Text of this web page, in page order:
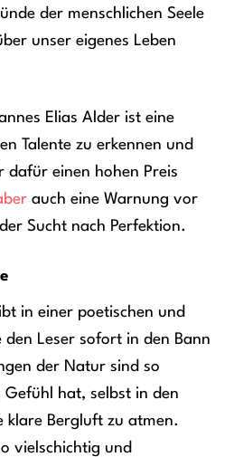
der menschlichen Seele
unser eigenes Leben
Elias Alder ist eine
Talente zu erkennen und
dafür einen hohen Preis
auch eine Warnung vor
Sucht nach Perfektion.
in einer poetischen und
Leser sofort in den Bann
der Natur sind so
Gefühl hat, selbst in den
klare Bergluft zu atmen.
vielschichtig und